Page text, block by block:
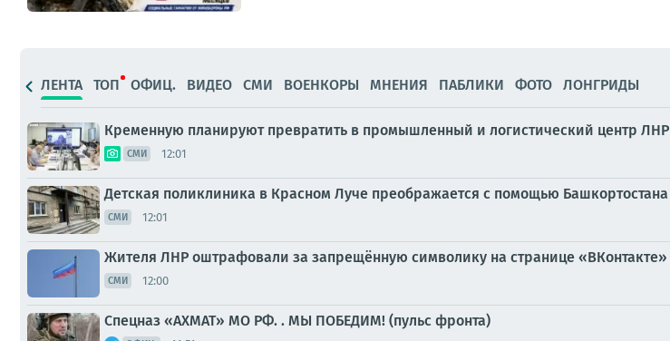
ЛЕНТА ТОП ОФИЦ. ВИДЕО СМИ ВОЕНКОРЫ МНЕНИЯ ПАБЛИКИ ФОТО ЛОНГРИДЫ
Кременную планируют превратить в промышленный и логистический центр ЛНР
СМИ 12:01
Детская поликлиника в Красном Луче преображается с помощью Башкортостана
СМИ 12:01
Жителя ЛНР оштрафовали за запрещённую символику на странице «ВКонтакте»
СМИ 12:00
Спецназ «АХМАТ» МО РФ. . МЫ ПОБЕДИМ! (пульс фронта)